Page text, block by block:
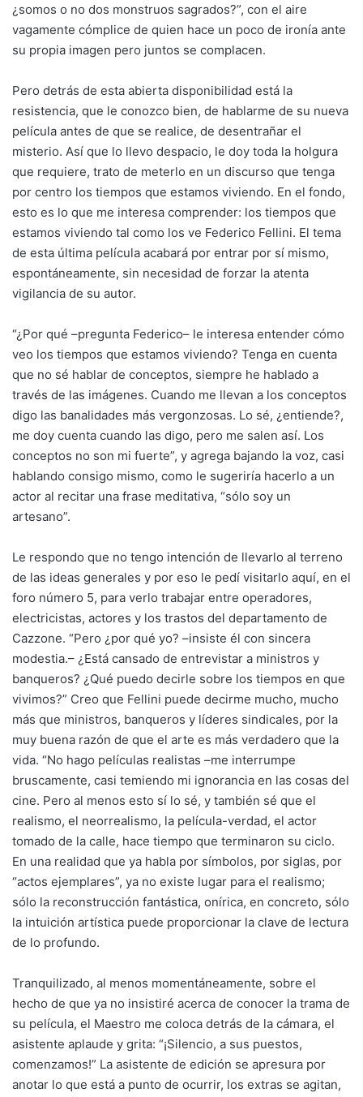
¿somos o no dos monstruos sagrados?”, con el aire
vagamente cómplice de quien hace un poco de ironía ante
su propia imagen pero juntos se complacen.
Pero detrás de esta abierta disponibilidad está la
resistencia, que le conozco bien, de hablarme de su nueva
película antes de que se realice, de desentrañar el
misterio. Así que lo llevo despacio, le doy toda la holgura
que requiere, trato de meterlo en un discurso que tenga
por centro los tiempos que estamos viviendo. En el fondo,
esto es lo que me interesa comprender: los tiempos que
estamos viviendo tal como los ve Federico Fellini. El tema
de esta última película acabará por entrar por sí mismo,
espontáneamente, sin necesidad de forzar la atenta
vigilancia de su autor.
“¿Por qué –pregunta Federico– le interesa entender cómo
veo los tiempos que estamos viviendo? Tenga en cuenta
que no sé hablar de conceptos, siempre he hablado a
través de las imágenes. Cuando me llevan a los conceptos
digo las banalidades más vergonzosas. Lo sé, ¿entiende?,
me doy cuenta cuando las digo, pero me salen así. Los
conceptos no son mi fuerte”, y agrega bajando la voz, casi
hablando consigo mismo, como le sugeriría hacerlo a un
actor al recitar una frase meditativa, “sólo soy un
artesano”.
Le respondo que no tengo intención de llevarlo al terreno
de las ideas generales y por eso le pedí visitarlo aquí, en el
foro número 5, para verlo trabajar entre operadores,
electricistas, actores y los trastos del departamento de
Cazzone. “Pero ¿por qué yo? –insiste él con sincera
modestia.– ¿Está cansado de entrevistar a ministros y
banqueros? ¿Qué puedo decirle sobre los tiempos en que
vivimos?” Creo que Fellini puede decirme mucho, mucho
más que ministros, banqueros y líderes sindicales, por la
muy buena razón de que el arte es más verdadero que la
vida. “No hago películas realistas –me interrumpe
bruscamente, casi temiendo mi ignorancia en las cosas del
cine. Pero al menos esto sí lo sé, y también sé que el
realismo, el neorrealismo, la película-verdad, el actor
tomado de la calle, hace tiempo que terminaron su ciclo.
En una realidad que ya habla por símbolos, por siglas, por
“actos ejemplares”, ya no existe lugar para el realismo;
sólo la reconstrucción fantástica, onírica, en concreto, sólo
la intuición artística puede proporcionar la clave de lectura
de lo profundo.
Tranquilizado, al menos momentáneamente, sobre el
hecho de que ya no insistiré acerca de conocer la trama de
su película, el Maestro me coloca detrás de la cámara, el
asistente aplaude y grita: “¡Silencio, a sus puestos,
comenzamos!” La asistente de edición se apresura por
anotar lo que está a punto de ocurrir, los extras se agitan,